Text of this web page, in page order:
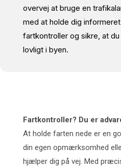
overvej at bruge en
med at holde dig
fartkontroller og sikre, at
lovligt i byen.
Fartkontroller? Du er
At holde farten nede er en
din egen opmærksomhed
hjælper dig på vej. Med